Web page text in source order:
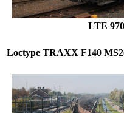
LTE
Loctype TRAXX F140